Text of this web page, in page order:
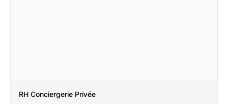
RH Conciergerie Privée